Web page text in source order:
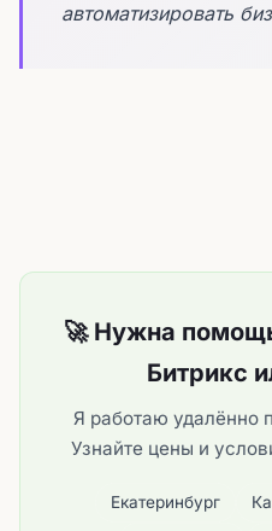
автоматизировать
🚀 Нужна
Битрикс
Я работаю удалённо
Узнайте цены и
Екатеринбург